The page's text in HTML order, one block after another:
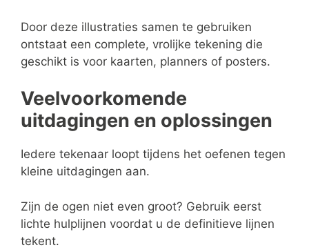
Door deze illustraties samen te gebruiken
ontstaat een complete, vrolijke tekening die
geschikt is voor kaarten, planners of posters.
Veelvoorkomende
uitdagingen en oplossingen
Iedere tekenaar loopt tijdens het oefenen tegen
kleine uitdagingen aan.
Zijn de ogen niet even groot? Gebruik eerst
lichte hulplijnen voordat u de definitieve lijnen
tekent.